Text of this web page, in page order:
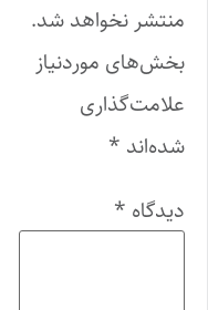
منتشر نخواهد شد.
بخش‌های موردنیاز
علامت‌گذاری
شده‌اند *
دیدگاه *